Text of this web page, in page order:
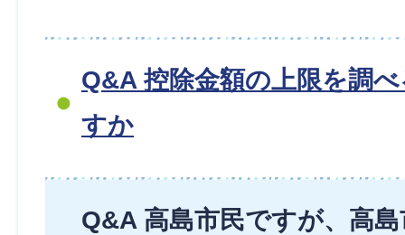
Q&A 控除金額の上限を調
すか
Q&A 高島市民ですが、高